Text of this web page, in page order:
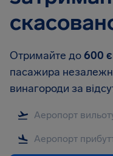
Отримайте до600
пасажира
винагороди за